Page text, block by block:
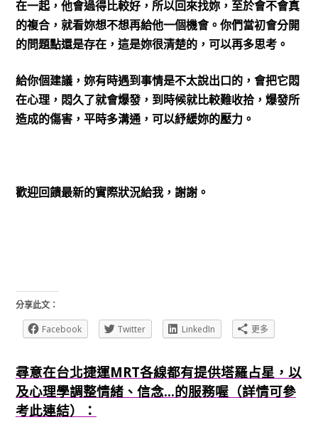
在一起，他會過得比較好，所以回來找妳，至於會不會真
的複合，就看妳想不想再給他一個機會。你們當初會分開
的問題點還是存在，這是妳很清楚的，可以再多思考。
給你個建議，妳有時遇到事情是不太說出口的，會把它悶
在心理，悶久了就會爆發，到時候就比較難收拾，爆發所
造成的傷害，平時多溝通，可以紓緩妳的壓力。
歡迎回饋最新的實際狀況給我，謝謝。
分享此文：
Facebook
Twitter LinkedIn 更多
尋意在台北捷運MRT各線都有提供塔羅占星，以
及心理學調整情緒、信念...的服務喔（詳情可參
考此連結）：